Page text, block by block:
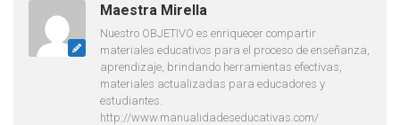
Maestra Mirella
Nuestro OBJETIVO es enriquecer compartir
materiales educativos para el proceso de enseñanza,
aprendizaje, brindando herramientas efectivas,
materiales actualizadas para educadores y
estudiantes.
http://www.manualidadeseducativas.com/